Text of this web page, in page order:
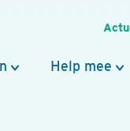
Help mee